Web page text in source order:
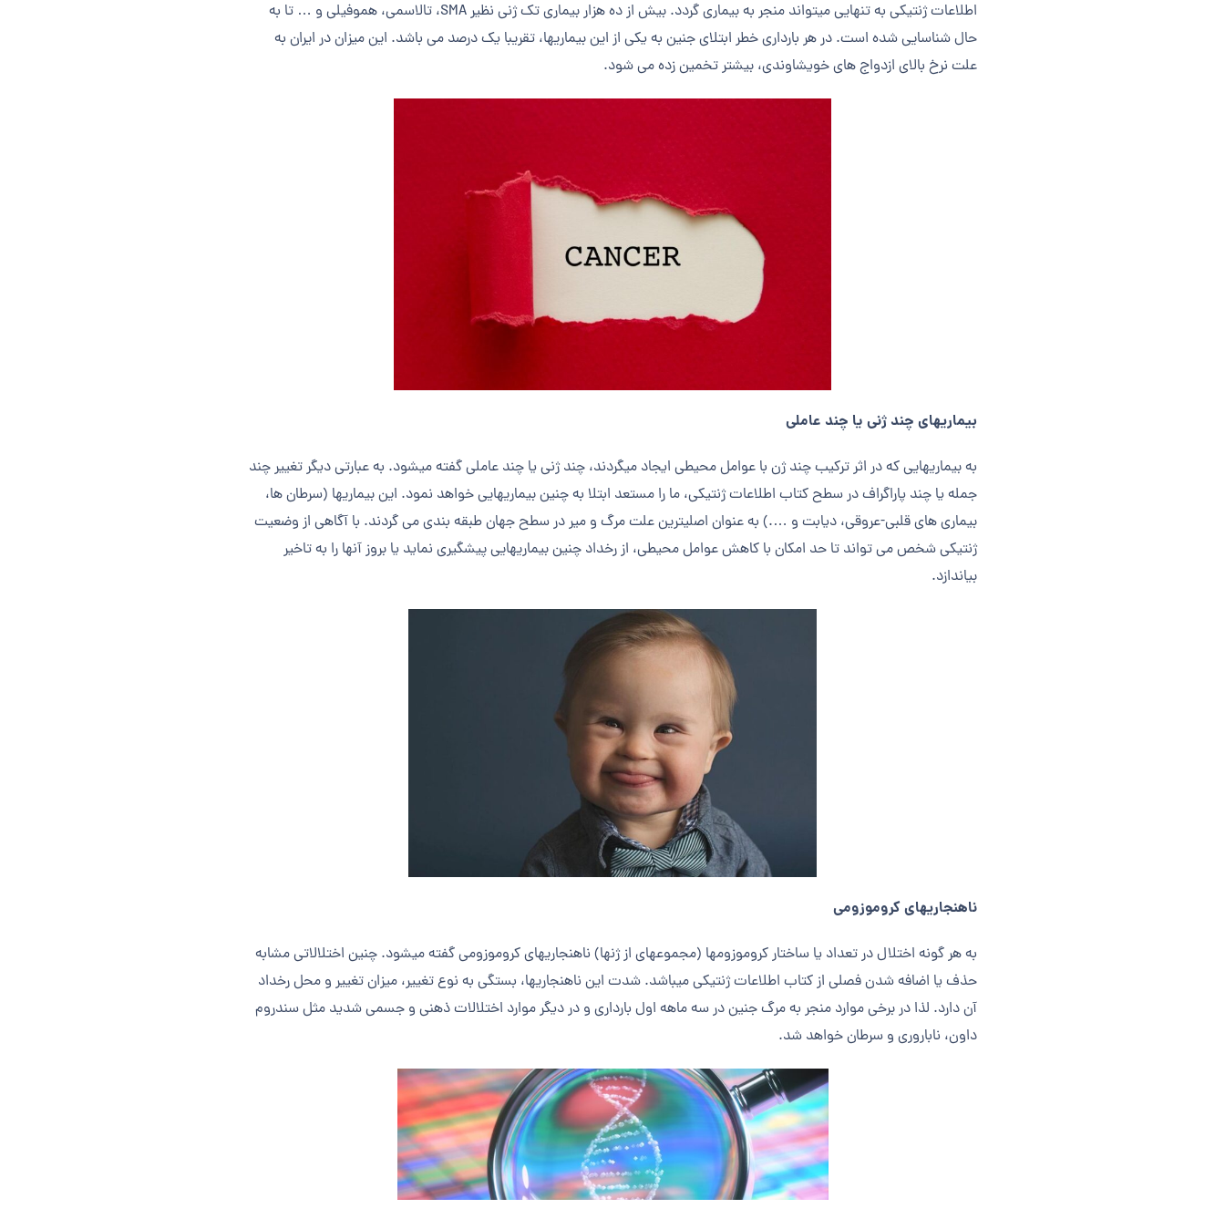
اطلاعات ژنتیکی به تنهایی می­تواند منجر به بیماری ­گردد. بیش از ده هزار بیماری تک ژنی نظیر SMA، تالاسمی، هموفیلی و … تا به
حال شناسایی شده است. در هر بارداری خطر ابتلای جنین به یکی از این بیماری­ها، تقریبا یک درصد می باشد. این میزان در ایران به
علت نرخ بالای ازدواج های خویشاوندی، بیشتر تخمین زده می شود.
بیماری­های چند ژنی یا چند عاملی
به بیماری­هایی که در اثر ترکیب چند ژن با عوامل محیطی ایجاد می­گردند، چند ژنی یا چند عاملی گفته می­شود. به عبارتی دیگر تغییر چند
جمله یا چند پاراگراف در سطح کتاب اطلاعات ژنتیکی، ما را مستعد ابتلا به چنین بیماری­هایی خواهد نمود. این بیماری­ها (سرطان ها،
بیماری های قلبی-عروقی، دیابت و ….) به عنوان اصلی­ترین علت مرگ و میر در سطح جهان طبقه بندی می گردند. با آگاهی از وضعیت
ژنتیکی شخص می تواند تا حد امکان با کاهش عوامل محیطی، از رخداد چنین بیماری­هایی پیشگیری نماید یا بروز آن­ها را به تاخیر
بیاندازد.
ناهنجاری­های کروموزومی
به هر گونه اختلال در تعداد یا ساختار کروموزوم­ها (مجموعه­ای از ژن­ها) ناهنجاری­های کروموزومی گفته می­شود. چنین اختلالاتی مشابه
حذف یا اضافه شدن فصلی از کتاب اطلاعات ژنتیکی می­باشد. شدت این ناهنجاری­ها، بستگی به نوع تغییر، میزان تغییر و محل رخداد
آن دارد. لذا در برخی موارد منجر به مرگ جنین در سه ماهه اول بارداری و در دیگر موارد اختلالات ذهنی و جسمی شدید مثل سندروم
داون، ناباروری و سرطان خواهد شد.